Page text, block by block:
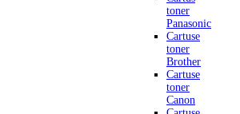
toner
Panasonic
Cartuse
toner
Brother
Cartuse
toner
Canon